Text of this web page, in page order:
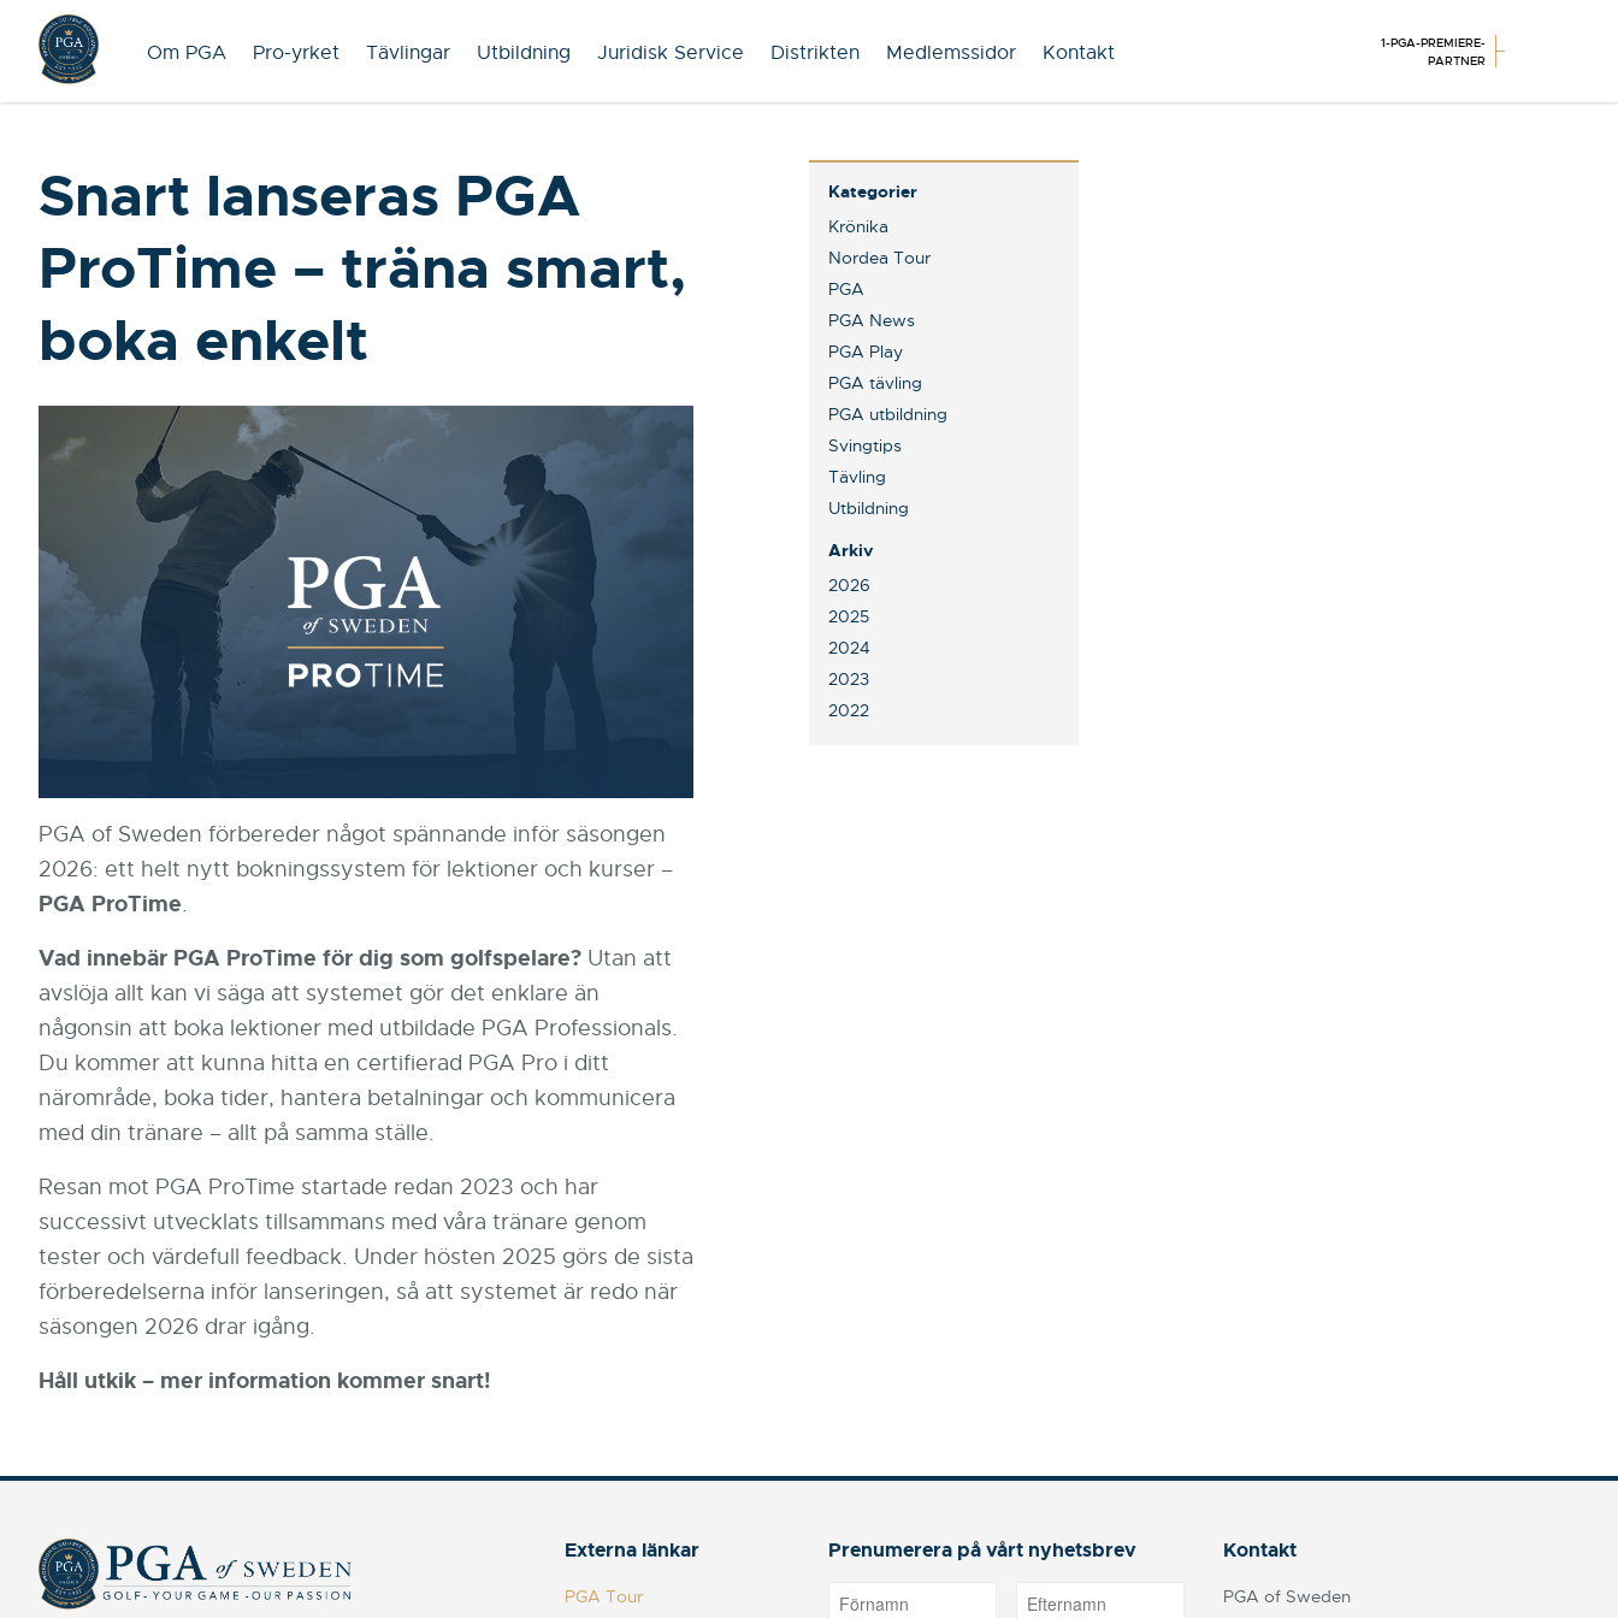
Om PGA Pro-yrket Tävlingar Utbildning Juridisk Service Distrikten Medlemssidor Kontakt
1-PGA-PREMIERE-
PARTNER
Snart lanseras PGA
ProTime – träna smart,
boka enkelt
PGA of Sweden förbereder något spännande inför säsongen
2026: ett helt nytt bokningssystem för lektioner och kurser –
PGA ProTime.
Vad innebär PGA ProTime för dig som golfspelare? Utan att
avslöja allt kan vi säga att systemet gör det enklare än
någonsin att boka lektioner med utbildade PGA Professionals.
Du kommer att kunna hitta en certifierad PGA Pro i ditt
närområde, boka tider, hantera betalningar och kommunicera
med din tränare – allt på samma ställe.
Resan mot PGA ProTime startade redan 2023 och har
successivt utvecklats tillsammans med våra tränare genom
tester och värdefull feedback. Under hösten 2025 görs de sista
förberedelserna inför lanseringen, så att systemet är redo när
säsongen 2026 drar igång.
Håll utkik – mer information kommer snart!
Kategorier
Krönika
Nordea Tour
PGA
PGA News
PGA Play
PGA tävling
PGA utbildning
Svingtips
Tävling
Utbildning
Arkiv
2026
2025
2024
2023
2022
Externa länkar
PGA Tour
Prenumerera på vårt nyhetsbrev Kontakt
PGA of Sweden